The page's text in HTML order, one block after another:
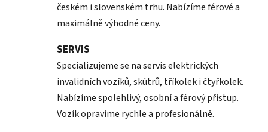
českém i slovenském trhu. Nabízíme férové a
maximálně výhodné ceny.
SERVIS
Specializujeme se na servis elektrických
invalidních vozíků, skútrů, tříkolek i čtyřkolek.
Nabízíme spolehlivý, osobní a férový přístup.
Vozík opravíme rychle a profesionálně.